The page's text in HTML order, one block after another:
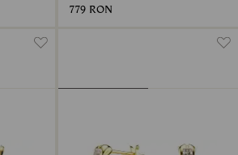
779 RON